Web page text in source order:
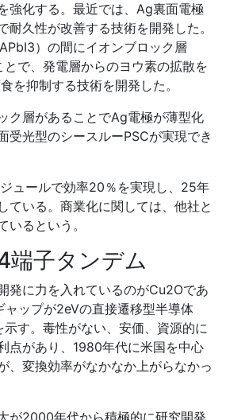
強化する。最近では、Ag裏面電極
耐久性が改善する技術を開発した。
）の間にイオンブロック層
とで、発電層からのヨウ素の拡散を
を抑制する技術を開発した。
ク層があることでAg電極が薄型化
受光型のシースルーPSCが実現でき
ュールで効率20％を実現し、25年
ている。商業化に関しては、他社と
いるという。
端子タンデム
発に力を入れているのがCu2Oであ
ャップが2eVの直接遷移型半導体
す。毒性がない、安価、資源的に
点があり、1980年代に米国を中心
、変換効率がなかなか上がらなかっ